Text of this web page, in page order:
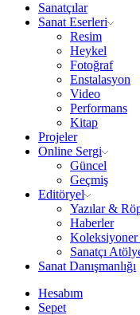
Sanatçılar
Sanat Eserleri
Resim
Heykel
Fotoğraf
Enstalasyon
Video
Performans
Kitap
Projeler
Online Sergi
Güncel
Geçmiş
Editöryel
Yazılar &
Haberler
Koleksiyoner
Sanatçı
Sanat Danışmanlığı
Hesabım
Sepet